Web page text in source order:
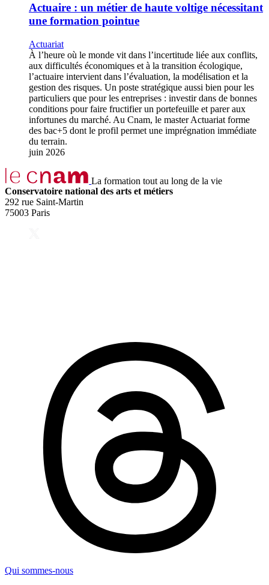
Actuaire : un métier de haute voltige nécessitant
une formation pointue
Actuariat
À l’heure où le monde vit dans l’incertitude liée aux conflits,
aux difficultés économiques et à la transition écologique,
l’actuaire intervient dans l’évaluation, la modélisation et la
gestion des risques. Un poste stratégique aussi bien pour les
particuliers que pour les entreprises : investir dans de bonnes
conditions pour faire fructifier un portefeuille et parer aux
infortunes du marché. Au Cnam, le master Actuariat forme
des bac+5 dont le profil permet une imprégnation immédiate
du terrain.
juin 2026
La formation tout au long de la vie
Conservatoire national des arts et métiers
292 rue Saint-Martin
75003 Paris
Qui sommes-nous